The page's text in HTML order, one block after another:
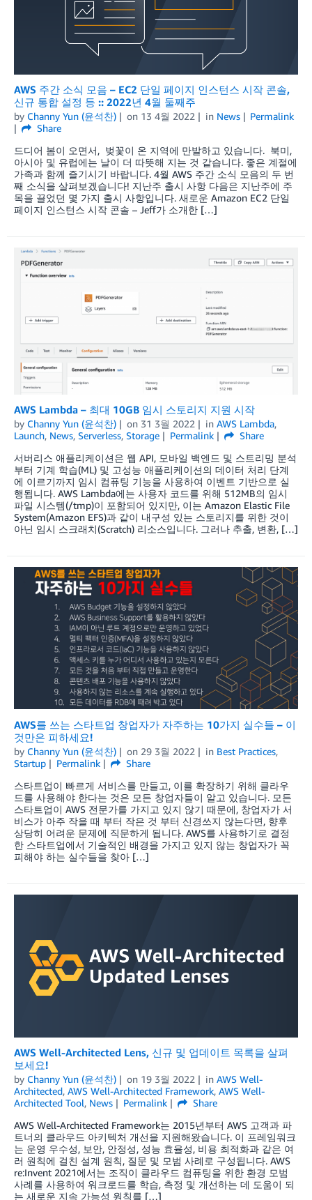
AWS 주간 소식 모음 – EC2 단일 페이지 인스턴스 시작 콘솔,
신규 통합 설정 등 :: 2022년 4월 둘째주
by Channy Yun (윤석찬) on 13 4월 2022 in News
Permalink
Share
드디어 봄이 오면서, 벚꽃이 온 지역에 만발하고 있습니다. 북미,
아시아 및 유럽에는 날이 더 따뜻해 지는 것 같습니다. 좋은 계절에
가족과 함께 즐기시기 바랍니다. 4월 AWS 주간 소식 모음의 두 번
째 소식을 살펴보겠습니다! 지난주 출시 사항 다음은 지난주에 주
목을 끌었던 몇 가지 출시 사항입니다. 새로운 Amazon EC2 단일
페이지 인스턴스 시작 콘솔 – Jeff가 소개한 […]
AWS Lambda – 최대 10GB 임시 스토리지 지원 시작
by Channy Yun (윤석찬) on 31 3월 2022 in AWS Lambda,
Launch, News, Serverless, Storage Permalink
Share
서버리스 애플리케이션은 웹 API, 모바일 백엔드 및 스트리밍 분석
부터 기계 학습(ML) 및 고성능 애플리케이션의 데이터 처리 단계
에 이르기까지 임시 컴퓨팅 기능을 사용하여 이벤트 기반으로 실
행됩니다. AWS Lambda에는 사용자 코드를 위해 512MB의 임시
파일 시스템(/tmp)이 포함되어 있지만, 이는 Amazon Elastic File
System(Amazon EFS)과 같이 내구성 있는 스토리지를 위한 것이
아닌 임시 스크래치(Scratch) 리소스입니다. 그러나 추출, 변환, […]
AWS를 쓰는 스타트업 창업자가 자주하는 10가지 실수들 – 이
것만은 피하세요!
by Channy Yun (윤석찬) on 29 3월 2022 in Best Practices,
Startup
Permalink
Share
스타트업이 빠르게 서비스를 만들고, 이를 확장하기 위해 클라우
드를 사용해야 한다는 것은 모든 창업자들이 알고 있습니다. 모든
스타트업이 AWS 전문가를 가지고 있지 않기 때문에, 창업자가 서
비스가 아주 작을 때 부터 작은 것 부터 신경쓰지 않는다면, 향후
상당히 어려운 문제에 직문하게 됩니다. AWS를 사용하기로 결정
한 스타트업에서 기술적인 배경을 가지고 있지 않는 창업자가 꼭
피해야 하는 실수들을 찾아 […]
AWS Well-Architected Lens, 신규 및 업데이트 목록을 살펴
보세요!
by Channy Yun (윤석찬) on 19 3월 2022 in AWS Well-
Architected, AWS Well-Architected Framework, AWS Well-
Architected Tool, News Permalink
Share
AWS Well-Architected Framework는 2015년부터 AWS 고객과 파
트너의 클라우드 아키텍처 개선을 지원해왔습니다. 이 프레임워크
는 운영 우수성, 보안, 안정성, 성능 효율성, 비용 최적화과 같은 여
러 원칙에 걸친 설계 원칙, 질문 및 모범 사례로 구성됩니다. AWS
re:Invent 2021에서는 조직이 클라우드 컴퓨팅을 위한 환경 모범
사례를 사용하여 워크로드를 학습, 측정 및 개선하는 데 도움이 되
는 새로운 지속 가능성 원칙를 […]